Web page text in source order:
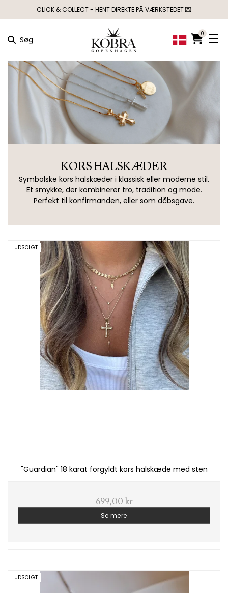
CLICK & COLLECT - HENT DIREKTE PÅ VÆRKSTEDET 💌
Søg 0
KORS HALSKÆDER
Symbolske kors halskæder i klassisk eller moderne stil.
Et smykke, der kombinerer tro, tradition og mode.
Perfekt til konfirmanden, eller som dåbsgave.
UDSOLGT
"Guardian" 18 karat forgyldt kors halskæde med sten
699,00 kr
Se mere
UDSOLGT